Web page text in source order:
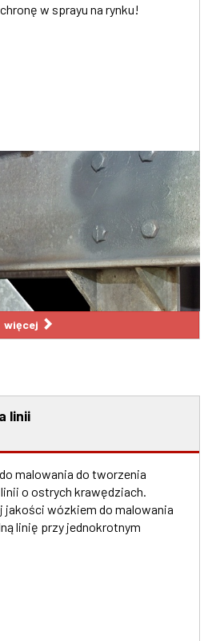
w sprayu na rynku!
więcej
linii
malowania do tworzenia
o ostrych krawędziach.
jakości wózkiem do malowania
linię przy jednokrotnym